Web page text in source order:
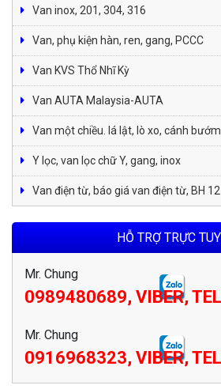
Van inox, 201, 304, 316
Van, phụ kiện hàn, ren, gang, PCCC
Van KVS Thổ Nhĩ Kỳ
Van AUTA Malaysia-AUTA
Van một chiều. lá lật, lò xo, cánh bướm.
Y lọc, van lọc chữ Y, gang, inox
Van điện từ, báo giá van điện từ, BH 12
HỖ TRỢ TRỰC
Mr. Chung
0989480689, VIBER,
Mr. Chung
0916968323, VIBER,